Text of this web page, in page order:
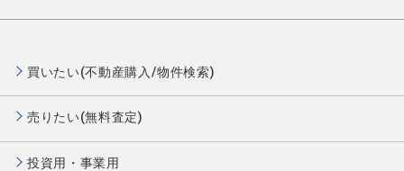
買いたい(不動産購入/物件検索)
売りたい(無料査定)
投資用・事業用